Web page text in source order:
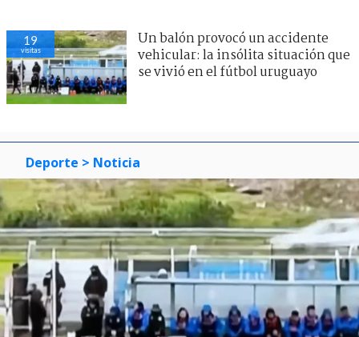
19
visitas
Un balón provocó un accidente
vehicular: la insólita situación que
se vivió en el fútbol uruguayo
Deporte > Noticia